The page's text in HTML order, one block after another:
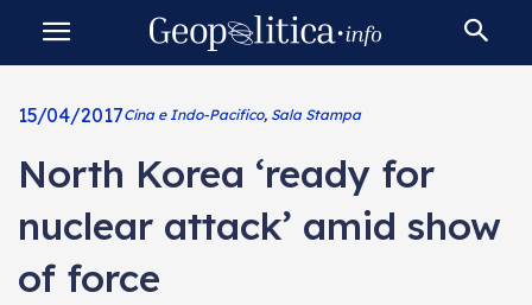
15/04/2017Cina e Indo-Pacifico, Sala Stampa
North Korea ‘ready for
nuclear attack’ amid show
of force